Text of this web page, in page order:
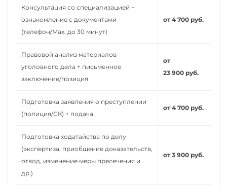
Консультация со специализацией +
ознакомление с документами
(телефон/Max, до 30 минут)
от 4 700 руб.
Правовой анализ материалов
уголовного дела + письменное
заключение/позиция
от
23 900 руб.
Подготовка заявления о преступлении
(полиция/СК) + подача
от 4 700 руб.
Подготовка ходатайства по делу
(экспертиза, приобщение доказательств,
отвод, изменение меры пресечения и
др.)
от 3 900 руб.